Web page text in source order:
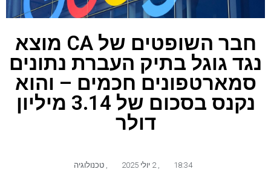
חבר השופטים של CA מוצא
נגד גוגל בתיק העברת נתונים
סמארטפונים חכמים – והוא
נקנס בסכום של 3.14 מיליון
דולר
18:34 טכנולוגיה